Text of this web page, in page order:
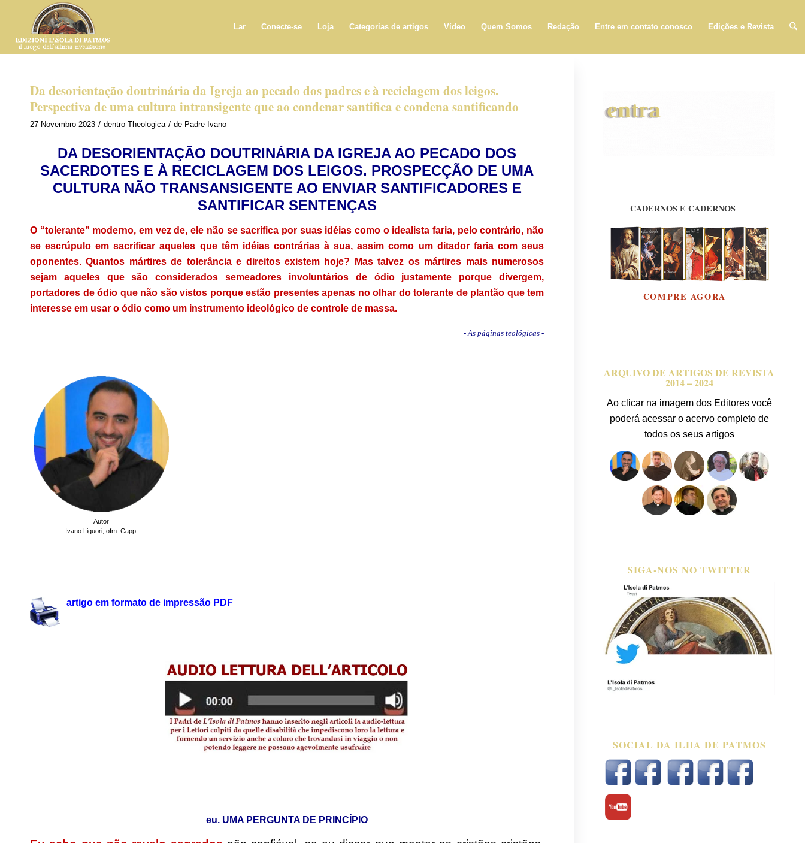
Lar Conecte-se Loja Categorias de artigos Vídeo Quem Somos Redação Entre em contato conosco Edições e Revista
Da desorientação doutrinária da Igreja ao pecado dos padres e à reciclagem dos leigos.
Perspectiva de uma cultura intransigente que ao condenar santifica e condena santificando
27 Novembro 2023 / dentro Theologica / de Padre Ivano
DA DESORIENTAÇÃO DOUTRINÁRIA DA IGREJA AO PECADO DOS
SACERDOTES E À RECICLAGEM DOS LEIGOS. PROSPECÇÃO DE UMA
CULTURA NÃO TRANSANSIGENTE AO ENVIAR SANTIFICADORES E
SANTIFICAR SENTENÇAS
O “tolerante” moderno, em vez de, ele não se sacrifica por suas idéias como o idealista faria, pelo contrário, não
se escrúpulo em sacrificar aqueles que têm idéias contrárias à sua, assim como um ditador faria com seus
oponentes. Quantos mártires de tolerância e direitos existem hoje? Mas talvez os mártires mais numerosos
sejam aqueles que são considerados semeadores involuntários de ódio justamente porque divergem,
portadores de ódio que não são vistos porque estão presentes apenas no olhar do tolerante de plantão que tem
interesse em usar o ódio como um instrumento ideológico de controle de massa.
- As páginas teológicas -
Autor
Ivano Liguori, ofm. Capp.
artigo em formato de impressão PDF
eu. UMA PERGUNTA DE PRINCÍPIO
CADERNOS E CADERNOS
COMPRE AGORA
ARQUIVO DE ARTIGOS DE REVISTA
2014 – 2024
Ao clicar na imagem dos Editores você
poderá acessar o acervo completo de
todos os seus artigos
SIGA-NOS NO TWITTER
SOCIAL DA ILHA DE PATMOS